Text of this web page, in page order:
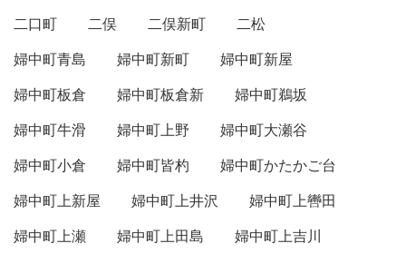
二口町
二俣 二俣新町
二松
婦中町青島
婦中町新町
婦中町新屋
婦中町板倉
婦中町板倉新
婦中町鵜坂
婦中町牛滑
婦中町上野
婦中町大瀬谷
婦中町小倉
婦中町皆杓
婦中町かたかご台
婦中町上新屋
婦中町上井沢
婦中町上轡田
婦中町上瀬
婦中町上田島
婦中町上吉川